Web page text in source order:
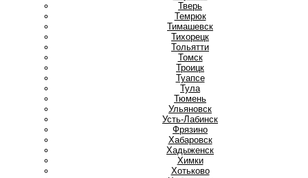
Тверь
Темрюк
Тимашевск
Тихорецк
Тольятти
Томск
Троицк
Туапсе
Тула
Тюмень
Ульяновск
Усть-Лабинск
Фрязино
Хабаровск
Хадыженск
Химки
Хотьково